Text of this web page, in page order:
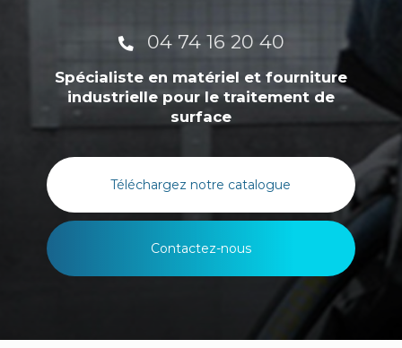
04 74 16 20 40
Spécialiste en matériel et fourniture
industrielle pour le traitement de
surface
Téléchargez notre catalogue
Contactez-nous